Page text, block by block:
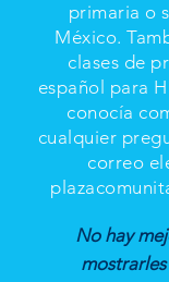
primaria o
México.
clases de
español para
conocía
cualquier
correo
No hay
mostrarles